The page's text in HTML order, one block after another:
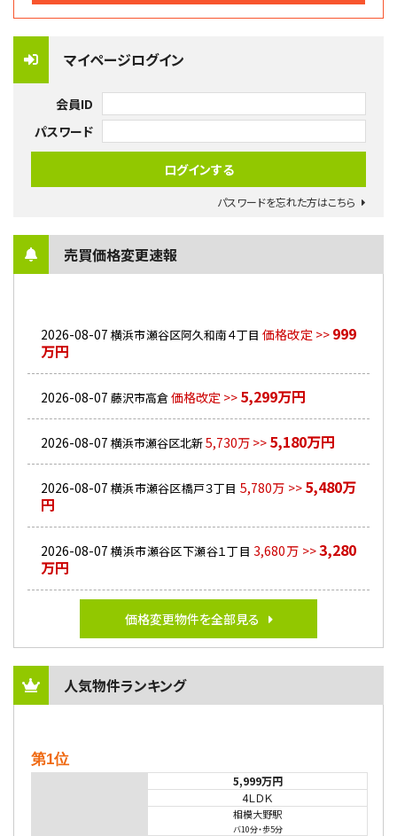
マイページログイン
会員ID
パスワード
パスワードを忘れた方はこちら
売買価格変更速報
2026-08-07 横浜市瀬谷区阿久和南４丁目 価格改定 >> 999
万円
2026-08-07 藤沢市高倉価格改定 >> 5,299万円
2026-08-07 横浜市瀬谷区北新5,730万 >> 5,180万円
2026-08-07 横浜市瀬谷区橋戸３丁目 5,780万 >> 5,480万
円
2026-08-07 横浜市瀬谷区下瀬谷１丁目 3,680万 >>3,280
万円
価格変更物件を全部見る
人気物件ランキング
第1位
5,999万円
4ＬＤＫ
相模大野駅
バ10分・歩5分